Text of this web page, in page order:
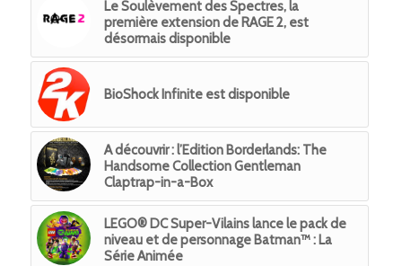
Le Soulèvement des Spectres, la
première extension de RAGE 2, est
désormais disponible
BioShock Infinite est disponible
A découvrir : l’Edition Borderlands: The
Handsome Collection Gentleman
Claptrap-in-a-Box
LEGO® DC Super-Vilains lance le pack de
niveau et de personnage Batman™ : La
Série Animée